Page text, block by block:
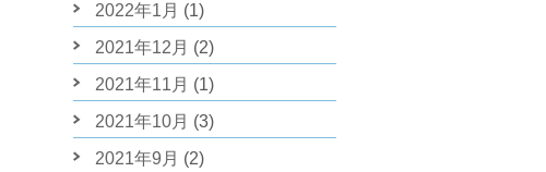
2022年1月 (1)
2021年12月 (2)
2021年11月 (1)
2021年10月 (3)
2021年9月 (2)